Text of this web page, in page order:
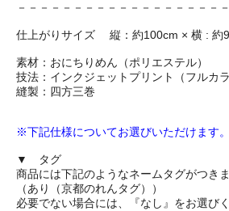
－－－－－－－－－－－－－－－－－－
仕上がりサイズ 縦：約100cm × 横 : 約
素材：おにちりめん（ポリエステル）
技法：インクジェットプリント（フルカラ
縫製：四方三巻
※下記仕様についてお選びいただけます。
▼ タグ
商品には下記のようなネームタグがつきま
（あり（京都のれんタグ））
必要でない場合には、『なし』をお選びく